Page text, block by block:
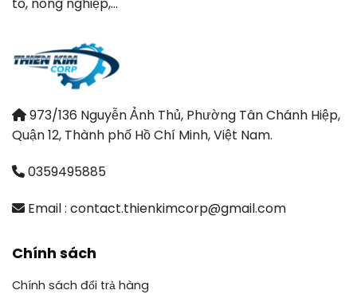
973/136 Nguyễn Ảnh Thủ, Phường Tân Chánh Hiệp,
Quận 12, Thành phố Hồ Chí Minh, Việt Nam.
0359495885
Email : contact.thienkimcorp@gmail.com
Chính sách
Chính sách đổi trả hàng